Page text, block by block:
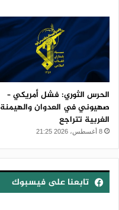
الحرس الثوري: فشل أمريكي –
صهيوني في العدوان والهيمنة
الغربية تتراجع
8 أغسطس، 2026 21:25
تابعنا على فيسبوك